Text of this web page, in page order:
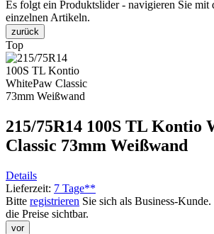
Es folgt ein Produktslider - navigieren Sie mit
einzelnen Artikeln.
zurück
Top
215/75R14 100S TL Kontio
Classic 73mm Weißwand
Details
Lieferzeit: 7 Tage**
Bitte registrieren Sie sich als Business-
die Preise sichtbar.
vor